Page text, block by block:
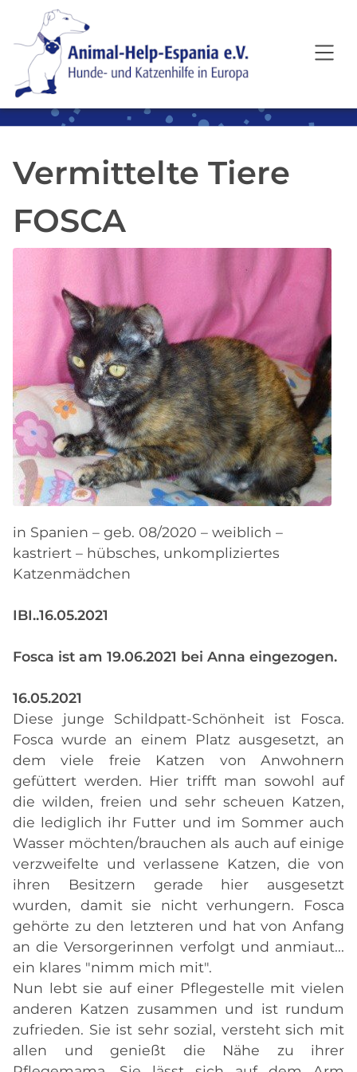
SKIP TO MAIN CONTENT
Vermittelte Tiere
FOSCA
in Spanien – geb. 08/2020 – weiblich –
kastriert – hübsches, unkompliziertes
Katzenmädchen
IBI..16.05.2021
Fosca ist am 19.06.2021 bei Anna eingezogen.
16.05.2021
Diese junge Schildpatt-Schönheit ist Fosca.
Fosca wurde an einem Platz ausgesetzt, an
dem viele freie Katzen von Anwohnern
gefüttert werden. Hier trifft man sowohl auf
die wilden, freien und sehr scheuen Katzen,
die lediglich ihr Futter und im Sommer auch
Wasser möchten/brauchen als auch auf einige
verzweifelte und verlassene Katzen, die von
ihren Besitzern gerade hier ausgesetzt
wurden, damit sie nicht verhungern. Fosca
gehörte zu den letzteren und hat von Anfang
an die Versorgerinnen verfolgt und anmiaut...
ein klares "nimm mich mit".
Nun lebt sie auf einer Pflegestelle mit vielen
anderen Katzen zusammen und ist rundum
zufrieden. Sie ist sehr sozial, versteht sich mit
allen und genießt die Nähe zu ihrer